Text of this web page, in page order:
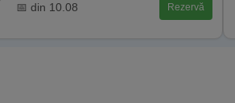
📅 din 10.08 Rezervă